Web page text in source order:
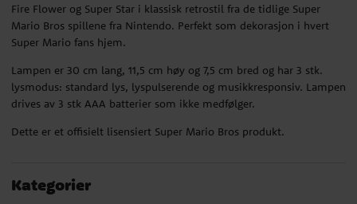
Fire Flower og Super Star i klassisk retrostil fra de tidlige Super
Mario Bros spillene fra Nintendo. Perfekt som dekorasjon i hvert
Super Mario fans hjem.
Lampen er 30 cm lang, 11,5 cm høy og 7,5 cm bred og har 3 stk.
lysmodus: standard lys, lyspulserende og musikkresponsiv. Lampen
drives av 3 stk AAA batterier som ikke medfølger.
Dette er et offisielt lisensiert Super Mario Bros produkt.
Kategorier